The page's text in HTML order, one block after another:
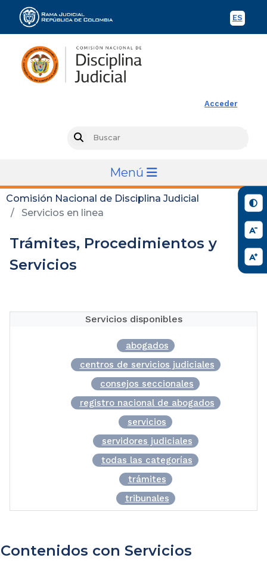
ES
Acceder
Menú
Comisión Nacional de Disciplina Judicial
Servicios en linea
Trámites, Procedimientos y
Servicios
Servicios disponibles
abogados
centros de servicios judiciales
consejos seccionales
registro nacional de abogados
servicios
servidores judiciales
todas las categorías
trámites
tribunales
Contenidos con Servicios